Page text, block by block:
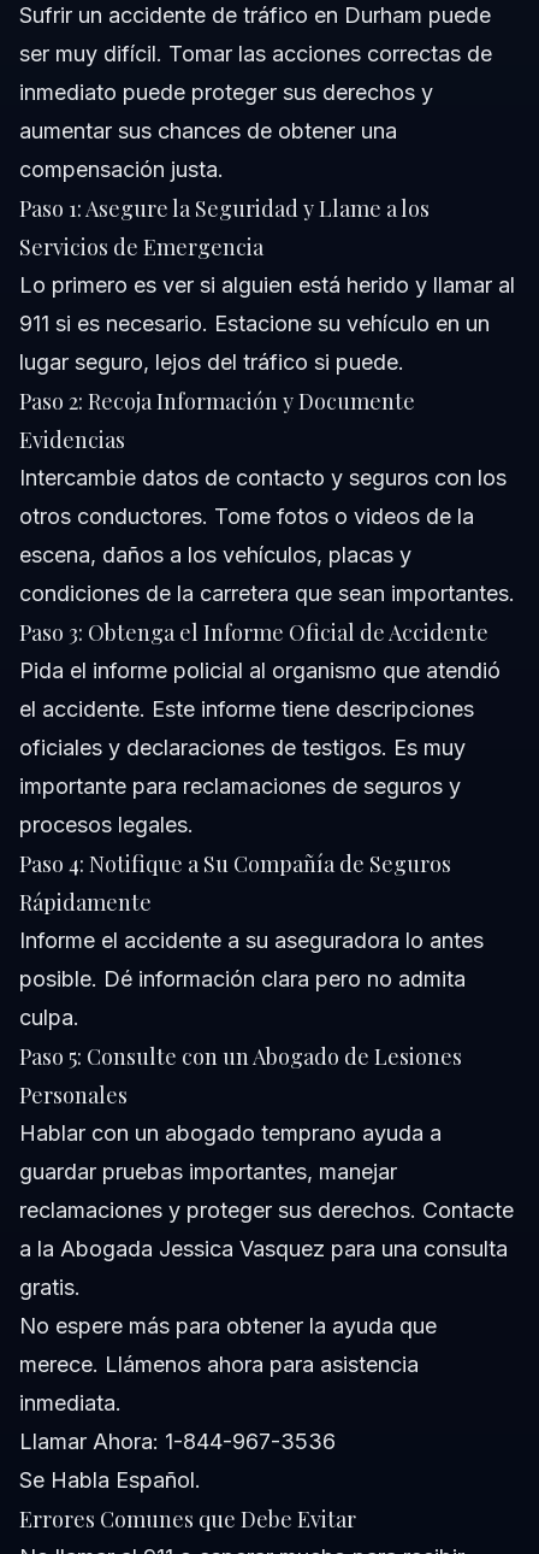
Sufrir un accidente de tráfico en Durham puede
ser muy difícil. Tomar las acciones correctas de
inmediato puede proteger sus derechos y
aumentar sus chances de obtener una
compensación justa.
Paso 1: Asegure la Seguridad y Llame a los
Servicios de Emergencia
Lo primero es ver si alguien está herido y llamar al
911 si es necesario. Estacione su vehículo en un
lugar seguro, lejos del tráfico si puede.
Paso 2: Recoja Información y Documente
Evidencias
Intercambie datos de contacto y seguros con los
otros conductores. Tome fotos o videos de la
escena, daños a los vehículos, placas y
condiciones de la carretera que sean importantes.
Paso 3: Obtenga el Informe Oficial de Accidente
Pida el informe policial al organismo que atendió
el accidente. Este informe tiene descripciones
oficiales y declaraciones de testigos. Es muy
importante para reclamaciones de seguros y
procesos legales.
Paso 4: Notifique a Su Compañía de Seguros
Rápidamente
Informe el accidente a su aseguradora lo antes
posible. Dé información clara pero no admita
culpa.
Paso 5: Consulte con un Abogado de Lesiones
Personales
Hablar con un abogado temprano ayuda a
guardar pruebas importantes, manejar
reclamaciones y proteger sus derechos. Contacte
a la Abogada Jessica Vasquez para una consulta
gratis.
No espere más para obtener la ayuda que
merece. Llámenos ahora para asistencia
inmediata.
Llamar Ahora: 1-844-967-3536
Se Habla Español.
Errores Comunes que Debe Evitar